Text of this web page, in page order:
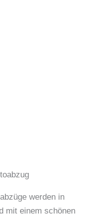
werden in
mit einem schönen